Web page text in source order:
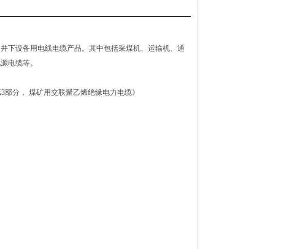
用电线电缆产品。其中包括采煤机、运输机、通
等。
， 煤矿用交联聚乙烯绝缘电力电缆》